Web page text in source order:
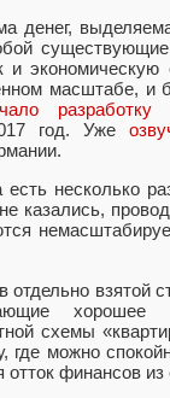
денег,
существующие
и
масштабе,
год. Уже
несколько
казались,
взятой
схемы
можно
отток финансов